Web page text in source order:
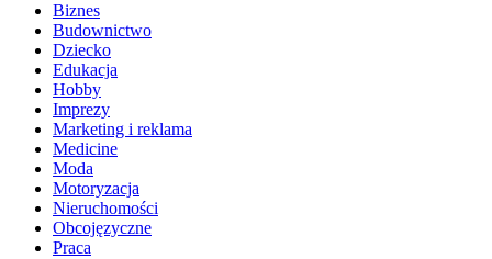
Biznes
Budownictwo
Dziecko
Edukacja
Hobby
Imprezy
Marketing i reklama
Medicine
Moda
Motoryzacja
Nieruchomości
Obcojęzyczne
Praca